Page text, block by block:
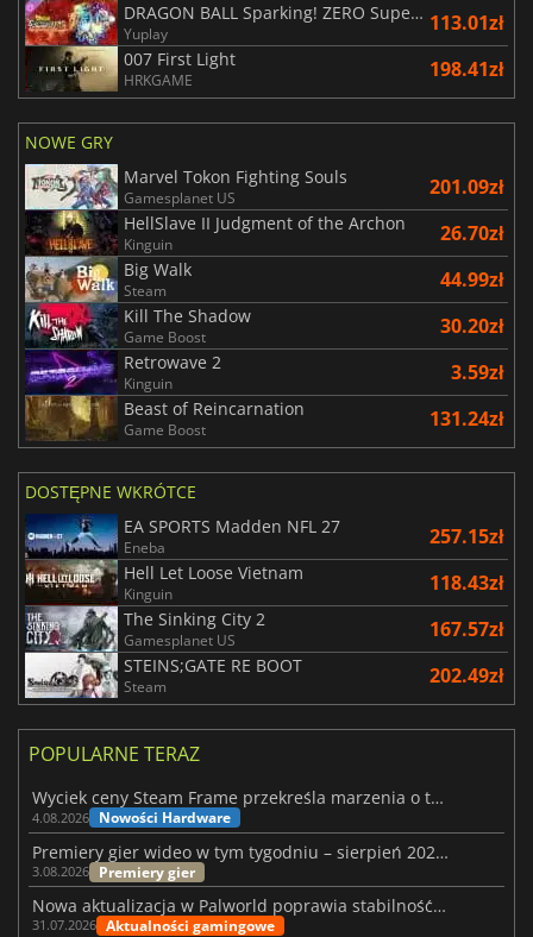
DRAGON BALL Sparking! ZERO Super Limit Breaking NEO
Yuplay 113.01zł
007 First Light
HRKGAME 198.41zł
NOWE GRY
Marvel Tokon Fighting Souls
Gamesplanet US 201.09zł
HellSlave II Judgment of the Archon
Kinguin 26.70zł
Big Walk
Steam 44.99zł
Kill The Shadow
Game Boost 30.20zł
Retrowave 2
Kinguin 3.59zł
Beast of Reincarnation
Game Boost 131.24zł
DOSTĘPNE WKRÓTCE
EA SPORTS Madden NFL 27
Eneba 257.15zł
Hell Let Loose Vietnam
Kinguin 118.43zł
The Sinking City 2
Gamesplanet US 167.57zł
STEINS;GATE RE BOOT
Steam 202.49zł
POPULARNE TERAZ
Wyciek ceny Steam Frame przekreśla marzenia o tanim zestawie VR
4.08.2026 Nowości Hardware
Premiery gier wideo w tym tygodniu – sierpień 2026 r. (32. tydzień)
3.08.2026 Premiery gier
Nowa aktualizacja w Palworld poprawia stabilność Sunreach i walk z bossami
31.07.2026 Aktualności gamingowe